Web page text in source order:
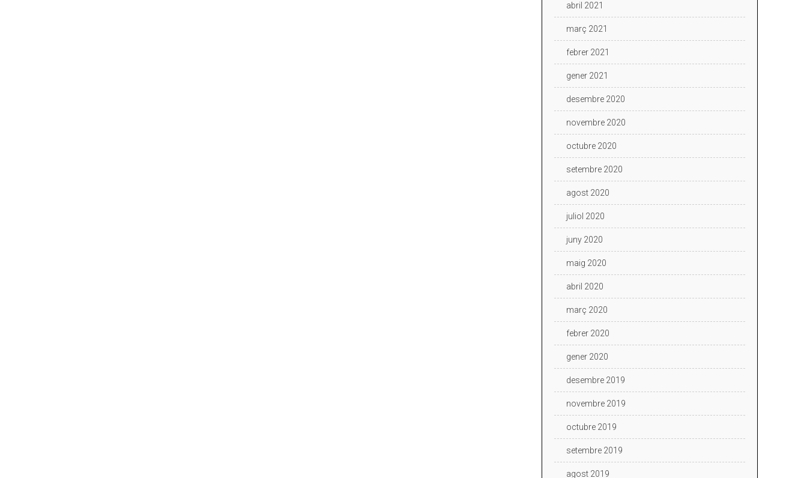
abril 2021
març 2021
febrer 2021
gener 2021
desembre 2020
novembre 2020
octubre 2020
setembre 2020
agost 2020
juliol 2020
juny 2020
maig 2020
abril 2020
març 2020
febrer 2020
gener 2020
desembre 2019
novembre 2019
octubre 2019
setembre 2019
agost 2019